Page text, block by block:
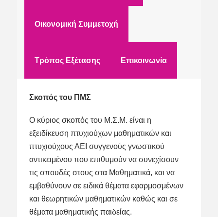
Οικονομική Συμμετοχή
Τρόπος Εξέτασης Επικοινωνία
Σκοπός του ΠΜΣ
Ο κύριος σκοπός του Μ.Σ.Μ. είναι η
εξειδίκευση πτυχιούχων μαθηματικών και
πτυχιούχους ΑΕΙ συγγενούς γνωστικού
αντικειμένου που επιθυμούν να συνεχίσουν
τις σπουδές στους στα Μαθηματικά, και να
εμβαθύνουν σε ειδικά θέματα εφαρμοσμένων
και θεωρητικών μαθηματικών καθώς και σε
θέματα μαθηματικής παιδείας.